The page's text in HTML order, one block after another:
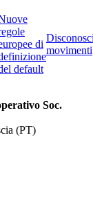
di
default
movimenti
Soc.
(PT)